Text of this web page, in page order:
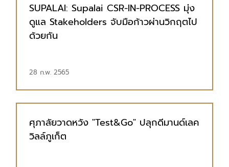
SUPALAI: Supalai CSR-IN-PROCESS มุ่ง
ดูแล Stakeholders จับมือก้าวผ่านวิกฤตไป
ด้วยกัน
28 ก.พ. 2565
ศุภาลัยวาดหวัง "Test&Go" ปลุกดีมานด์เลค
วิลล์ภูเก็ต